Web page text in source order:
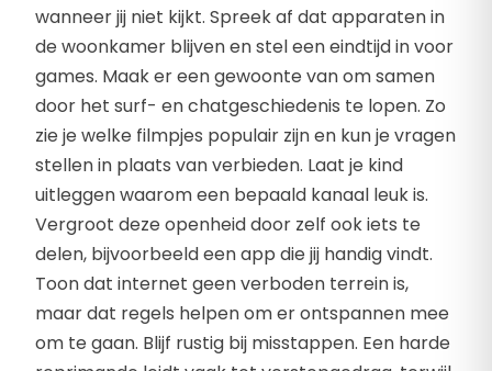
wanneer jij niet kijkt. Spreek af dat apparaten in
de woonkamer blijven en stel een eindtijd in voor
games. Maak er een gewoonte van om samen
door het surf- en chatgeschiedenis te lopen. Zo
zie je welke filmpjes populair zijn en kun je vragen
stellen in plaats van verbieden. Laat je kind
uitleggen waarom een bepaald kanaal leuk is.
Vergroot deze openheid door zelf ook iets te
delen, bijvoorbeeld een app die jij handig vindt.
Toon dat internet geen verboden terrein is,
maar dat regels helpen om er ontspannen mee
om te gaan. Blijf rustig bij misstappen. Een harde